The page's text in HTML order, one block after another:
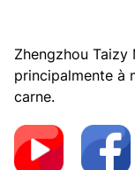
Zhengzhou Taizy
principalmente à
carne.